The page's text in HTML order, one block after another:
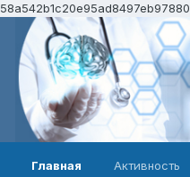
Главная Активность